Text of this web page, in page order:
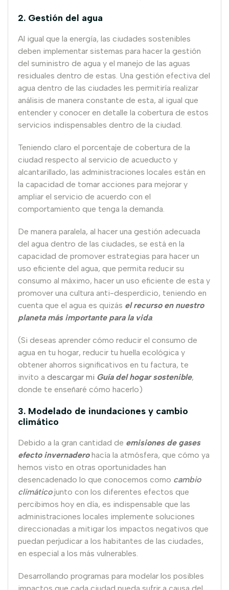
2. Gestión del agua
Al igual que la energía, las ciudades sostenibles
deben implementar sistemas para hacer la gestión
del suministro de agua y el manejo de las aguas
residuales dentro de estas. Una gestión efectiva del
agua dentro de las ciudades les permitiría realizar
análisis de manera constante de esta, al igual que
entender y conocer en detalle la cobertura de estos
servicios indispensables dentro de la ciudad.
Teniendo claro el porcentaje de cobertura de la
ciudad respecto al servicio de acueducto y
alcantarillado, las administraciones locales están en
la capacidad de tomar acciones para mejorar y
ampliar el servicio de acuerdo con el
comportamiento que tenga la demanda.
De manera paralela, al hacer una gestión adecuada
del agua dentro de las ciudades, se está en la
capacidad de promover estrategias para hacer un
uso eficiente del agua, que permita reducir su
consumo al máximo, hacer un uso eficiente de esta y
promover una cultura anti-desperdicio, teniendo en
cuenta que el agua es quizás el recurso en nuestro
planeta más importante para la vida.
(Si deseas aprender cómo reducir el consumo de
agua en tu hogar, reducir tu huella ecológica y
obtener ahorros significativos en tu factura, te
invito a descargar mi Guía del hogar sostenible,
donde te enseñaré cómo hacerlo)
3. Modelado de inundaciones y cambio
climático
Debido a la gran cantidad de emisiones de gases
efecto invernaderohacía la atmósfera, que cómo ya
hemos visto en otras oportunidades han
desencadenado lo que conocemos como cambio
climáticojunto con los diferentes efectos que
percibimos hoy en día, es indispensable que las
administraciones locales implemente soluciones
direccionadas a mitigar los impactos negativos que
puedan perjudicar a los habitantes de las ciudades,
en especial a los más vulnerables.
Desarrollando programas para modelar los posibles